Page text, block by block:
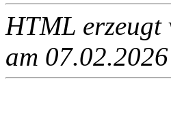
HTML erzeugt
am